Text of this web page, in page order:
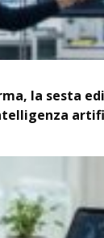
la sesta